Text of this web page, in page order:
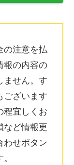
の注意を払
報の内容の
ません。す
ございます
程宜しくお
など情報更
わせボタン